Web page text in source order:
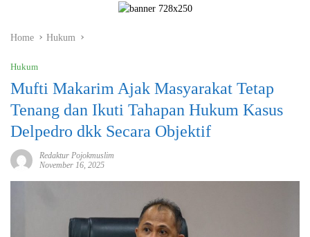
Home Hukum
Hukum
Mufti Makarim Ajak Masyarakat Tetap
Tenang dan Ikuti Tahapan Hukum Kasus
Delpedro dkk Secara Objektif
Redaktur Pojokmuslim
November 16, 2025